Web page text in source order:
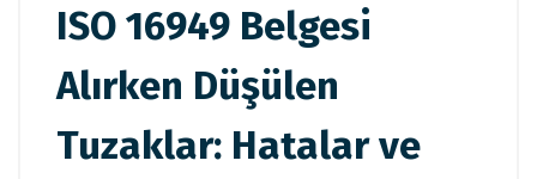
ISO 16949 Belgesi
Alırken Düşülen
Tuzaklar: Hatalar ve